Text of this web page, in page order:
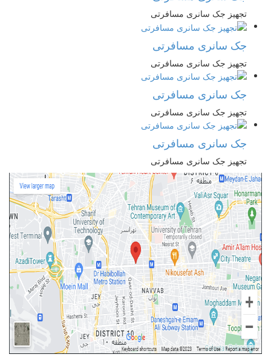
تجهیز جک سانری مسافرتی
جک سانری مسافرتی
تجهیز جک سانری مسافرتی
جک سانری مسافرتی
تجهیز جک سانری مسافرتی
جک سانری مسافرتی
تجهیز جک سانری مسافرتی